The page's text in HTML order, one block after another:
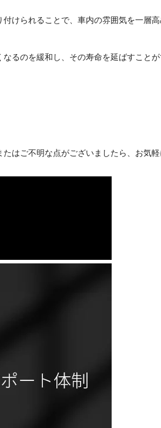
けられることで、車内の雰囲気を一層
るのを緩和し、その寿命を延ばすことが
はご不明な点がございましたら、お気